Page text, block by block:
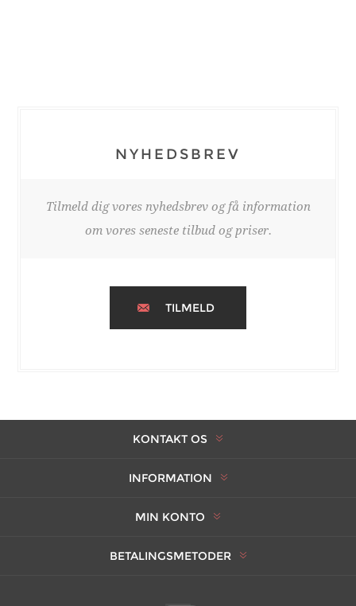
NYHEDSBREV
Tilmeld dig vores nyhedsbrev og få information
om vores seneste tilbud og priser.
TILMELD
KONTAKT OS
INFORMATION
MIN KONTO
BETALINGSMETODER